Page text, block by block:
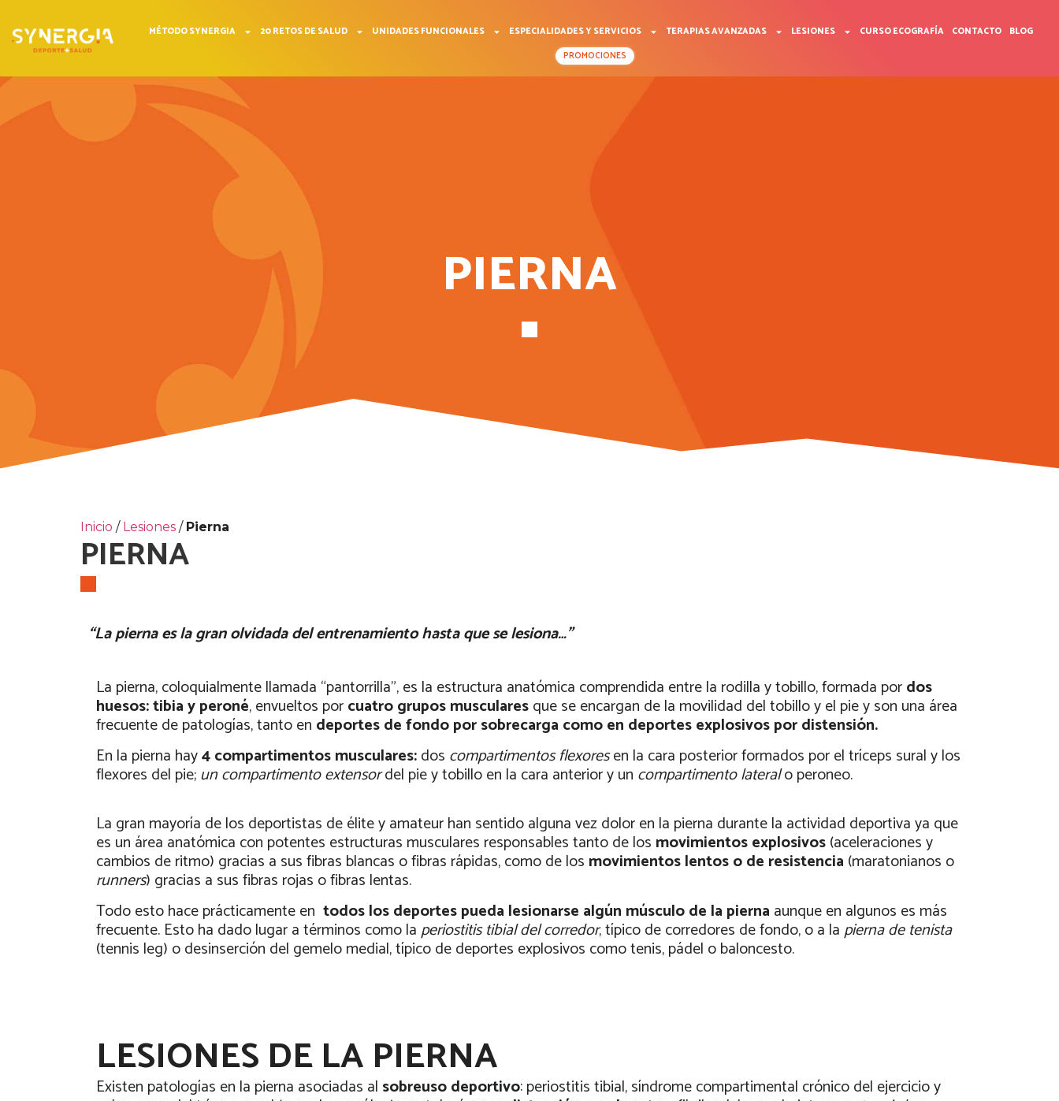
MÉTODO SYNERGIA 20 RETOS DE SALUD UNIDADES FUNCIONALES ESPECIALIDADES Y SERVICIOS TERAPIAS AVANZADAS LESIONES CURSO ECOGRAFÍA CONTACTO
BLOG
PROMOCIONES
PIERNA
Inicio / Lesiones / Pierna
PIERNA
“La pierna es la gran olvidada del entrenamiento hasta que se lesiona…”
La pierna, coloquialmente llamada “pantorrilla”, es la estructura anatómica comprendida entre la rodilla y tobillo, formada pordos
huesos: tibia y peroné, envueltos porcuatro grupos muscularesque se encargan de la movilidad del tobillo y el pie y son una área
frecuente de patologías, tanto en deportes de fondo por sobrecarga como en deportes explosivos por distensión.
En la pierna hay4 compartimentos musculares:dos compartimentos flexoresen la cara posterior formados por el tríceps sural y los
flexores del pie;un compartimento extensordel pie y tobillo en la cara anterior y un compartimento lateralo peroneo.
La gran mayoría de los deportistas de élite y amateur han sentido alguna vez dolor en la pierna durante la actividad deportiva ya que
es un área anatómica con potentes estructuras musculares responsables tanto de los movimientos explosivos(aceleraciones y
cambios de ritmo) gracias a sus fibras blancas o fibras rápidas, como de los movimientos lentos o de resistencia (maratonianos o
runners) gracias a sus fibras rojas o fibras lentas.
Todo esto hace prácticamente en todos los deportes pueda lesionarse algún músculo de la pierna aunque en algunos es más
frecuente. Esto ha dado lugar a términos como laperiostitis tibial del corredor, típico de corredores de fondo, o a lapierna de tenista
(tennis leg) o desinserción del gemelo medial, típico de deportes explosivos como tenis, pádel o baloncesto.
LESIONES DE LA PIERNA
Existen patologías en la pierna asociadas al sobreuso deportivo: periostitis tibial, síndrome compartimental crónico del ejercicio y